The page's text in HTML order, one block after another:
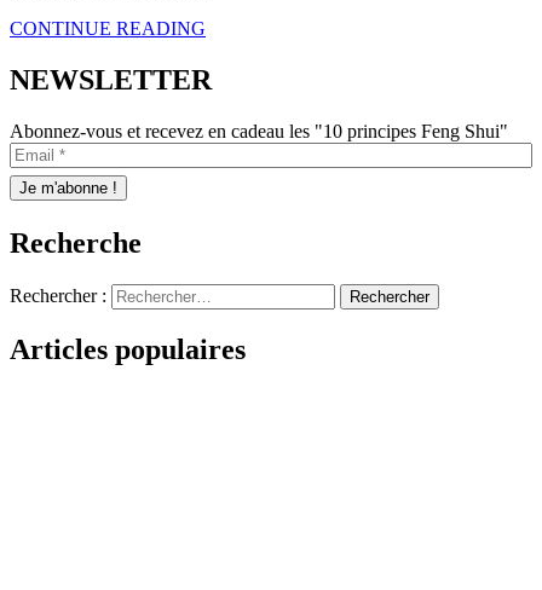
CONTINUE READING
NEWSLETTER
Abonnez-vous et recevez en cadeau les "10 principes Feng Shui"
Recherche
Rechercher :
Articles populaires